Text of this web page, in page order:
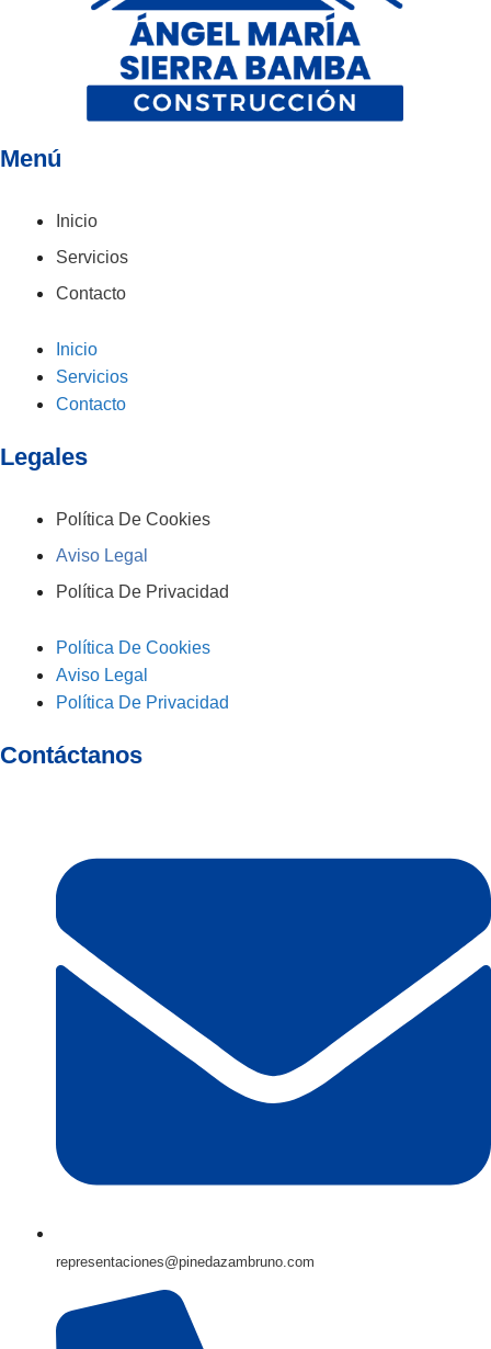
Menú
Inicio
Servicios
Contacto
Inicio
Servicios
Contacto
Legales
Política De Cookies
Aviso Legal
Política De Privacidad
Política De Cookies
Aviso Legal
Política De Privacidad
Contáctanos
representaciones@pinedazambruno.com